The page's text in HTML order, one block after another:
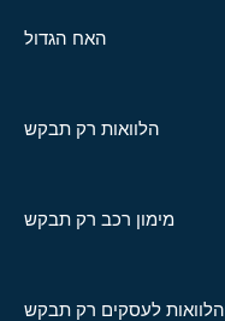
האח הגדול
הלוואות רק תבקש
מימון רכב רק תבקש
הלוואות לעסקים רק תבקש